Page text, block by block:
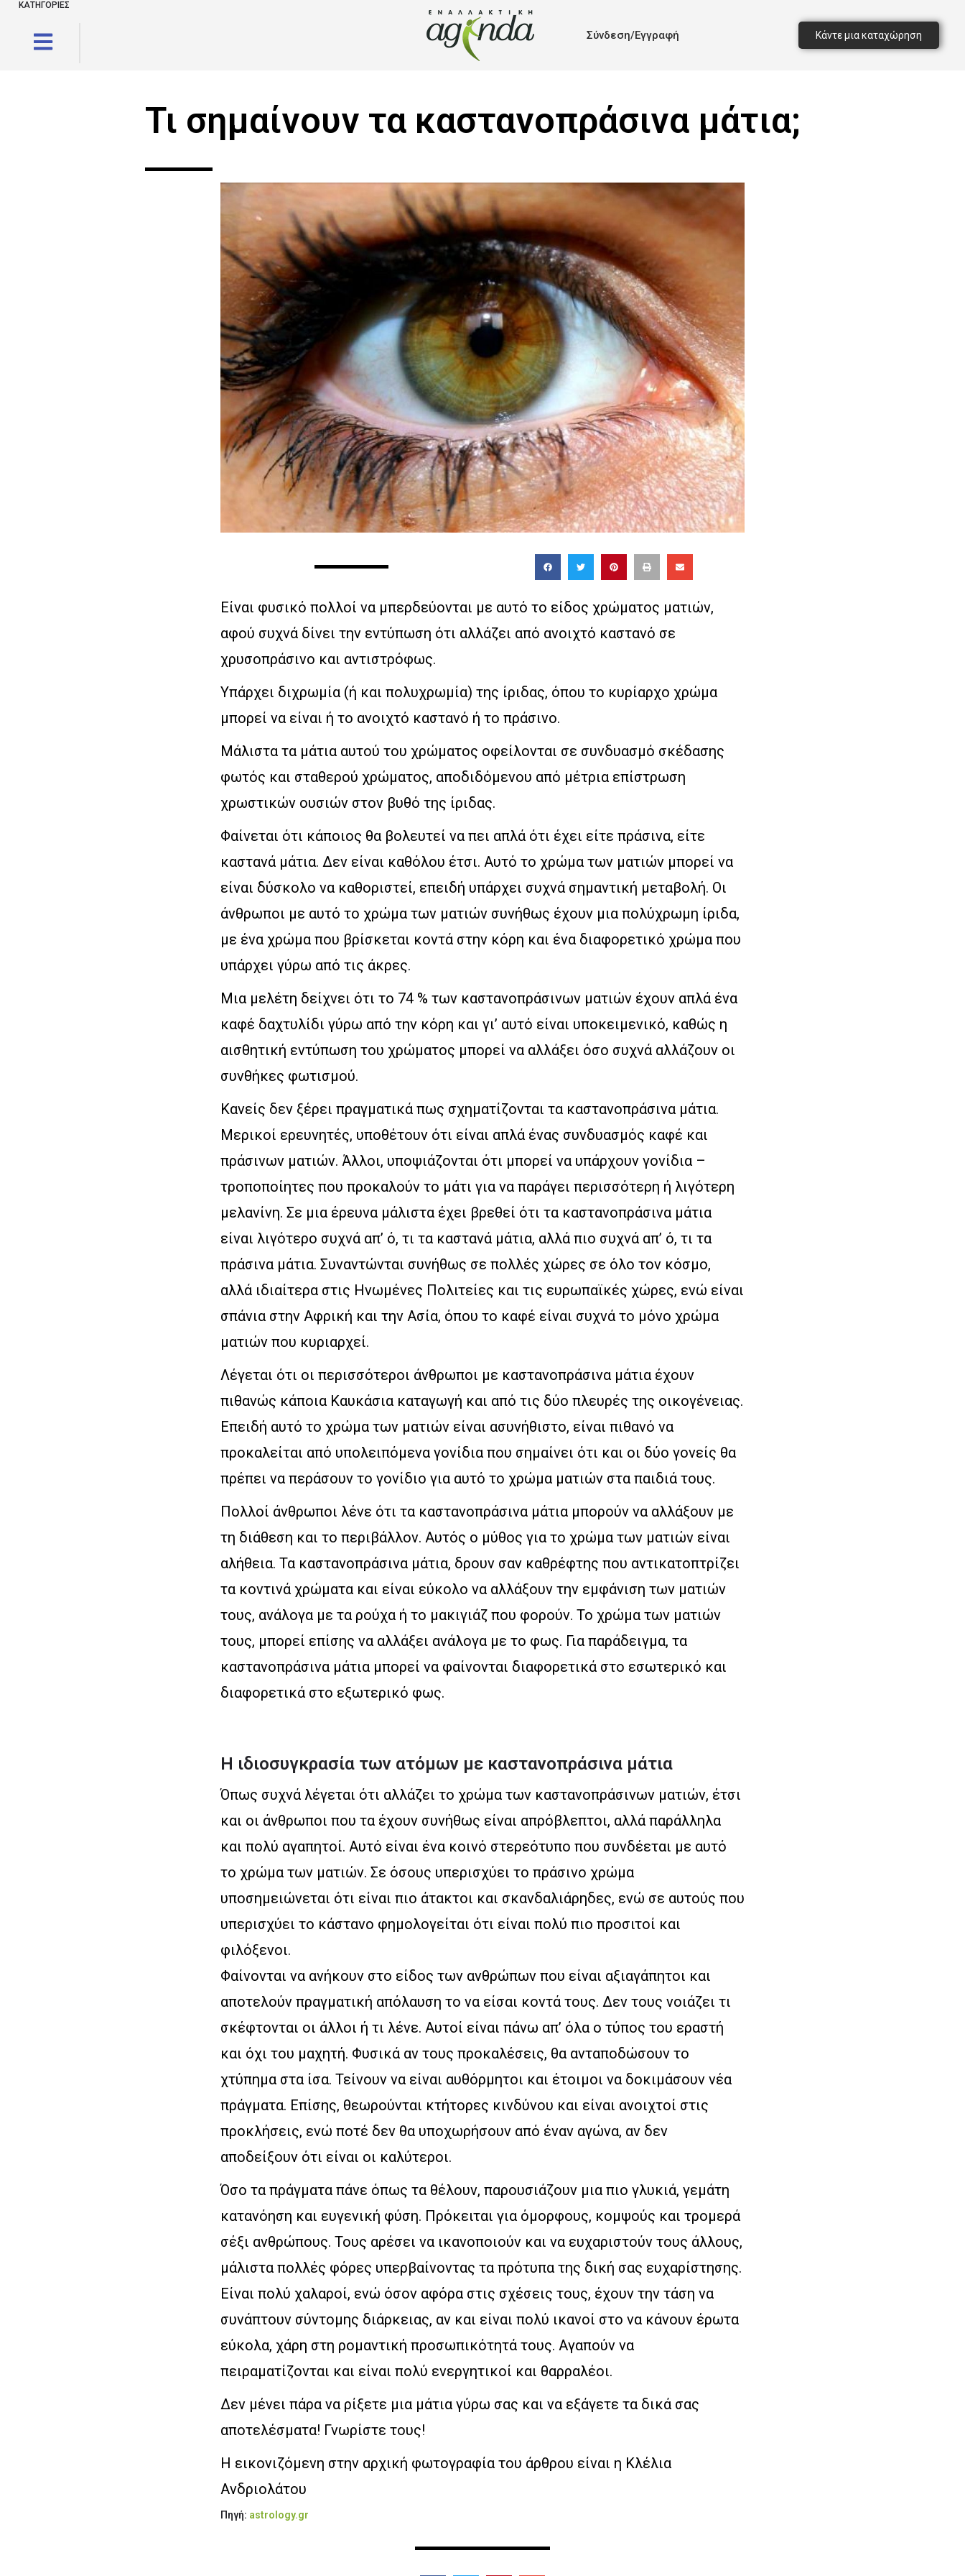
ΚΑΤΗΓΟΡΙΕΣ
Σύνδεση/Εγγραφή Κάντε μια καταχώρηση
Τι σημαίνουν τα καστανοπράσινα μάτια;
Είναι φυσικό πολλοί να μπερδεύονται με αυτό το είδος χρώματος ματιών,
αφού συχνά δίνει την εντύπωση ότι αλλάζει από ανοιχτό καστανό σε
χρυσοπράσινο και αντιστρόφως.
Υπάρχει διχρωμία (ή και πολυχρωμία) της ίριδας, όπου το κυρίαρχο χρώμα
μπορεί να είναι ή το ανοιχτό καστανό ή το πράσινο.
Μάλιστα τα μάτια αυτού του χρώματος οφείλονται σε συνδυασμό σκέδασης
φωτός και σταθερού χρώματος, αποδιδόμενου από μέτρια επίστρωση
χρωστικών ουσιών στον βυθό της ίριδας.
Φαίνεται ότι κάποιος θα βολευτεί να πει απλά ότι έχει είτε πράσινα, είτε
καστανά μάτια. Δεν είναι καθόλου έτσι. Αυτό το χρώμα των ματιών μπορεί να
είναι δύσκολο να καθοριστεί, επειδή υπάρχει συχνά σημαντική μεταβολή. Οι
άνθρωποι με αυτό το χρώμα των ματιών συνήθως έχουν μια πολύχρωμη ίριδα,
με ένα χρώμα που βρίσκεται κοντά στην κόρη και ένα διαφορετικό χρώμα που
υπάρχει γύρω από τις άκρες.
Μια μελέτη δείχνει ότι το 74 % των καστανοπράσινων ματιών έχουν απλά ένα
καφέ δαχτυλίδι γύρω από την κόρη και γι’ αυτό είναι υποκειμενικό, καθώς η
αισθητική εντύπωση του χρώματος μπορεί να αλλάξει όσο συχνά αλλάζουν οι
συνθήκες φωτισμού.
Κανείς δεν ξέρει πραγματικά πως σχηματίζονται τα καστανοπράσινα μάτια.
Μερικοί ερευνητές, υποθέτουν ότι είναι απλά ένας συνδυασμός καφέ και
πράσινων ματιών. Άλλοι, υποψιάζονται ότι μπορεί να υπάρχουν γονίδια –
τροποποίητες που προκαλούν το μάτι για να παράγει περισσότερη ή λιγότερη
μελανίνη. Σε μια έρευνα μάλιστα έχει βρεθεί ότι τα καστανοπράσινα μάτια
είναι λιγότερο συχνά απ’ ό, τι τα καστανά μάτια, αλλά πιο συχνά απ’ ό, τι τα
πράσινα μάτια. Συναντώνται συνήθως σε πολλές χώρες σε όλο τον κόσμο,
αλλά ιδιαίτερα στις Ηνωμένες Πολιτείες και τις ευρωπαϊκές χώρες, ενώ είναι
σπάνια στην Αφρική και την Ασία, όπου το καφέ είναι συχνά το μόνο χρώμα
ματιών που κυριαρχεί.
Λέγεται ότι οι περισσότεροι άνθρωποι με καστανοπράσινα μάτια έχουν
πιθανώς κάποια Καυκάσια καταγωγή και από τις δύο πλευρές της οικογένειας.
Επειδή αυτό το χρώμα των ματιών είναι ασυνήθιστο, είναι πιθανό να
προκαλείται από υπολειπόμενα γονίδια που σημαίνει ότι και οι δύο γονείς θα
πρέπει να περάσουν το γονίδιο για αυτό το χρώμα ματιών στα παιδιά τους.
Πολλοί άνθρωποι λένε ότι τα καστανοπράσινα μάτια μπορούν να αλλάξουν με
τη διάθεση και το περιβάλλον. Αυτός ο μύθος για το χρώμα των ματιών είναι
αλήθεια. Τα καστανοπράσινα μάτια, δρουν σαν καθρέφτης που αντικατοπτρίζει
τα κοντινά χρώματα και είναι εύκολο να αλλάξουν την εμφάνιση των ματιών
τους, ανάλογα με τα ρούχα ή το μακιγιάζ που φορούν. Το χρώμα των ματιών
τους, μπορεί επίσης να αλλάξει ανάλογα με το φως. Για παράδειγμα, τα
καστανοπράσινα μάτια μπορεί να φαίνονται διαφορετικά στο εσωτερικό και
διαφορετικά στο εξωτερικό φως.
Η ιδιοσυγκρασία των ατόμων με καστανοπράσινα μάτια
Όπως συχνά λέγεται ότι αλλάζει το χρώμα των καστανοπράσινων ματιών, έτσι
και οι άνθρωποι που τα έχουν συνήθως είναι απρόβλεπτοι, αλλά παράλληλα
και πολύ αγαπητοί. Αυτό είναι ένα κοινό στερεότυπο που συνδέεται με αυτό
το χρώμα των ματιών. Σε όσους υπερισχύει το πράσινο χρώμα
υποσημειώνεται ότι είναι πιο άτακτοι και σκανδαλιάρηδες, ενώ σε αυτούς που
υπερισχύει το κάστανο φημολογείται ότι είναι πολύ πιο προσιτοί και
φιλόξενοι.
Φαίνονται να ανήκουν στο είδος των ανθρώπων που είναι αξιαγάπητοι και
αποτελούν πραγματική απόλαυση το να είσαι κοντά τους. Δεν τους νοιάζει τι
σκέφτονται οι άλλοι ή τι λένε. Αυτοί είναι πάνω απ’ όλα ο τύπος του εραστή
και όχι του μαχητή. Φυσικά αν τους προκαλέσεις, θα ανταποδώσουν το
χτύπημα στα ίσα. Τείνουν να είναι αυθόρμητοι και έτοιμοι να δοκιμάσουν νέα
πράγματα. Επίσης, θεωρούνται κτήτορες κινδύνου και είναι ανοιχτοί στις
προκλήσεις, ενώ ποτέ δεν θα υποχωρήσουν από έναν αγώνα, αν δεν
αποδείξουν ότι είναι οι καλύτεροι.
Όσο τα πράγματα πάνε όπως τα θέλουν, παρουσιάζουν μια πιο γλυκιά, γεμάτη
κατανόηση και ευγενική φύση. Πρόκειται για όμορφους, κομψούς και τρομερά
σέξι ανθρώπους. Τους αρέσει να ικανοποιούν και να ευχαριστούν τους άλλους,
μάλιστα πολλές φόρες υπερβαίνοντας τα πρότυπα της δική σας ευχαρίστησης.
Είναι πολύ χαλαροί, ενώ όσον αφόρα στις σχέσεις τους, έχουν την τάση να
συνάπτουν σύντομης διάρκειας, αν και είναι πολύ ικανοί στο να κάνουν έρωτα
εύκολα, χάρη στη ρομαντική προσωπικότητά τους. Αγαπούν να
πειραματίζονται και είναι πολύ ενεργητικοί και θαρραλέοι.
Δεν μένει πάρα να ρίξετε μια μάτια γύρω σας και να εξάγετε τα δικά σας
αποτελέσματα! Γνωρίστε τους!
Η εικονιζόμενη στην αρχική φωτογραφία του άρθρου είναι η Κλέλια
Ανδριολάτου
Πηγή: astrology.gr